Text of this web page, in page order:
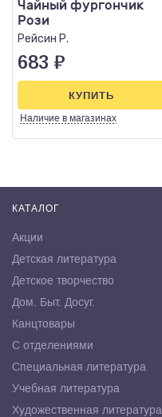
Чайный фургончик
Рози
Рейсин Р.
683 ₽
Наличие в магазинах
КУПИТЬ
КАТАЛОГ
Акции
Детская литература
Детское творчество
Дом. Быт. Досуг.
Канцтовары
С отделениями
Специальная литература
Учебная литература
Художественная литература